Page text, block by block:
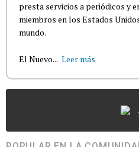
presta servicios a periódicos y
miembros en los Estados
mundo.
El Nuevo... Leer más